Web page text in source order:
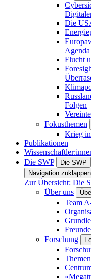
Die
Flucht
Folgen
Fokusthemen
Krieg
Publikationen
Die SWP
Die SWP
Navigation zuklappen
Zur Übersicht: Die
Über uns
Team
Forschung